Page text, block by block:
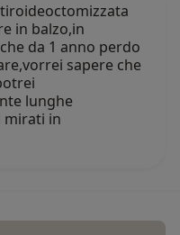
in balzo,in
da 1 anno perdo
sapere che
lunghe
mirati in